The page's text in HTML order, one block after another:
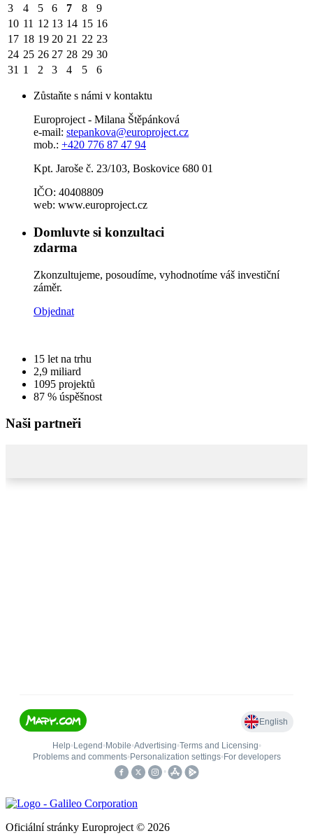
3
4 5 6 7 8
9
10 11 12 13 14 15 16
17 18 19 20 21 22 23
24 25 26 27 28 29 30
31 1 2 3 4 5 6
Zůstaňte s námi v kontaktu
Europroject - Milana Štěpánková
e-mail: stepankova@europroject.cz
mob.: +420 776 87 47 94
Kpt. Jaroše č. 23/103, Boskovice 680 01
IČO: 40408809
web: www.europroject.cz
Domluvte si konzultaci
zdarma
Zkonzultujeme, posoudíme, vyhodnotíme váš investiční
záměr.
Objednat
15 let na trhu
2,9 miliard
1095 projektů
87 % úspěšnost
Naši partneři
Oficiální stránky Europroject © 2026